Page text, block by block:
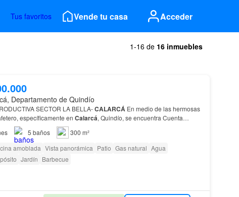
Tus favoritos Vende tu casa Acceder
1-16 de 16 inmuebles
Departamento de Quindío
PRODUCTIVA SECTOR LA BELLA-CALARCÁ
específicamente en Calarcá, Quindío, se encuentra Cuenta
CULTIVOS de: YUCA,
5 baños
300 m²
amoblada Vista panorámica Patio Gas natural Agua
Jardín Barbecue